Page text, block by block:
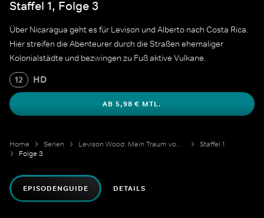
Staffel 1, Folge 3
Über Nicaragua geht es für Levison und Alberto nach Costa Rica.
Hier streifen die Abenteurer durch die Straßen ehemaliger
Kolonialstädte und bezwingen zu Fuß aktive Vulkane.
12 HD
AB 5,98 € MTL.
Home Serien Levison Wood: Mein Traum von Mittelamerika
Staffel 1
Folge 3
EPISODENGUIDE DETAILS